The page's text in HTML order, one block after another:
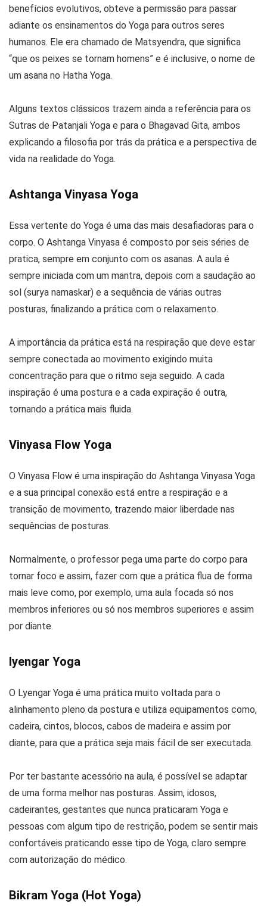
benefícios evolutivos, obteve a permissão para passar
adiante os ensinamentos do Yoga para outros seres
humanos. Ele era chamado de Matsyendra, que significa
“que os peixes se tornam homens” e é inclusive, o nome de
um asana no Hatha Yoga.
Alguns textos clássicos trazem ainda a referência para os
Sutras de Patanjali Yoga e para o Bhagavad Gita, ambos
explicando a filosofia por trás da prática e a perspectiva de
vida na realidade do Yoga.
Ashtanga Vinyasa Yoga
Essa vertente do Yoga é uma das mais desafiadoras para o
corpo. O Ashtanga Vinyasa é composto por seis séries de
pratica, sempre em conjunto com os asanas. A aula é
sempre iniciada com um mantra, depois com a saudação ao
sol (surya namaskar) e a sequência de várias outras
posturas, finalizando a prática com o relaxamento.
A importância da prática está na respiração que deve estar
sempre conectada ao movimento exigindo muita
concentração para que o ritmo seja seguido. A cada
inspiração é uma postura e a cada expiração é outra,
tornando a prática mais fluida.
Vinyasa Flow Yoga
O Vinyasa Flow é uma inspiração do Ashtanga Vinyasa Yoga
e a sua principal conexão está entre a respiração e a
transição de movimento, trazendo maior liberdade nas
sequências de posturas.
Normalmente, o professor pega uma parte do corpo para
tornar foco e assim, fazer com que a prática flua de forma
mais leve como, por exemplo, uma aula focada só nos
membros inferiores ou só nos membros superiores e assim
por diante.
Iyengar Yoga
O Lyengar Yoga é uma prática muito voltada para o
alinhamento pleno da postura e utiliza equipamentos como,
cadeira, cintos, blocos, cabos de madeira e assim por
diante, para que a prática seja mais fácil de ser executada.
Por ter bastante acessório na aula, é possível se adaptar
de uma forma melhor nas posturas. Assim, idosos,
cadeirantes, gestantes que nunca praticaram Yoga e
pessoas com algum tipo de restrição, podem se sentir mais
confortáveis praticando esse tipo de Yoga, claro sempre
com autorização do médico.
Bikram Yoga (Hot Yoga)